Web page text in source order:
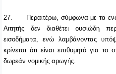
27.
Περαιτέρω, σύμφωνα με τα
Αιτητής δεν διαθέτει ουσιώδη
εισοδήματα, ενώ λαμβάνοντας
κρίνεται ότι είναι επιθυμητό για
δωρεάν νομικής αρωγής.